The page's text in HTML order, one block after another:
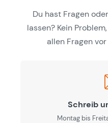
Du hast Fragen
lassen? Kein
allen Fragen
Schreib
Montag bis